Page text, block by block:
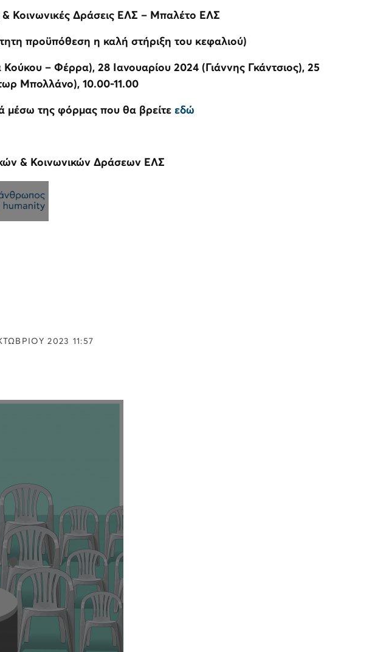
& Κοινωνικές Δράσεις ΕΛΣ – Μπαλέτο ΕΛΣ
προϋπόθεση η καλή στήριξη του κεφαλιού)
– Φέρρα), 28 Ιανουαρίου 2024 (Γιάννης Γκάντσιος), 25
Μπολλάνο), 10.00-11.00
μέσω της φόρμας που θα βρείτε εδώ
& Κοινωνικών Δράσεων ΕΛΣ
2023 11:57